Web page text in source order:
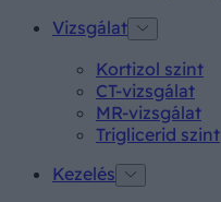
Vizsgálat
Kortizol szint
CT-vizsgálat
MR-vizsgálat
Triglicerid szint
Kezelés